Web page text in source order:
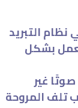
التبريد
بشكل
غير
تلف المروحة